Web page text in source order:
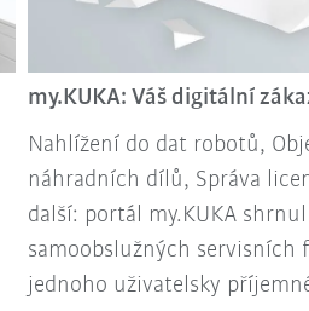
my.KUKA: Váš digitální
Nahlížení do dat robotů,
náhradních dílů, Správa
další: portál my.KUKA
samoobslužných servisních
jednoho uživatelsky